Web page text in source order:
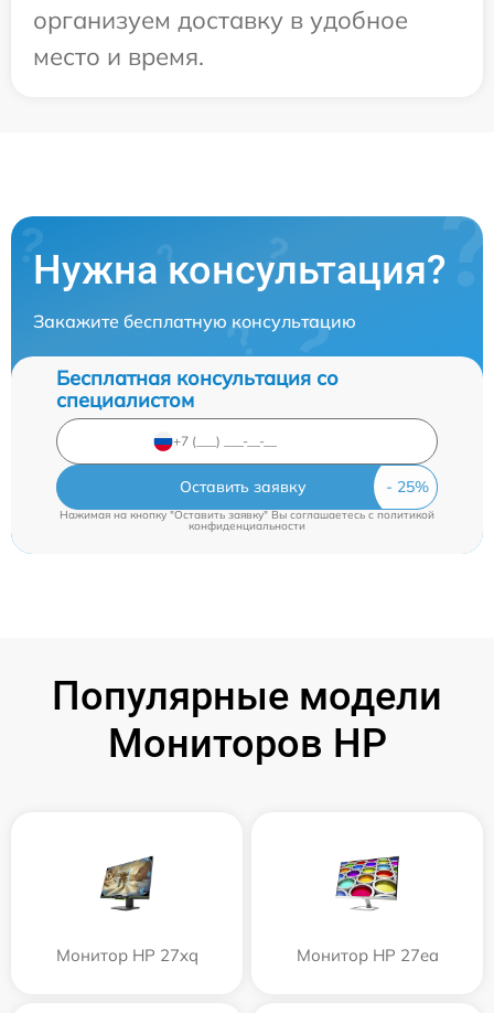
организуем доставку в удобное
место и время.
Нужна консультация?
Закажите бесплатную консультацию
Бесплатная консультация со
специалистом
Оставить заявку
Нажимая на кнопку "Оставить заявку" Вы соглашаетесь cполитикой
конфиденциальности
Популярные модели
Мониторов HP
Монитор HP 27xq Монитор HP 27ea